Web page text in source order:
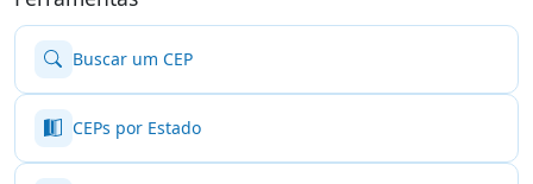
Buscar um CEP
CEPs por Estado